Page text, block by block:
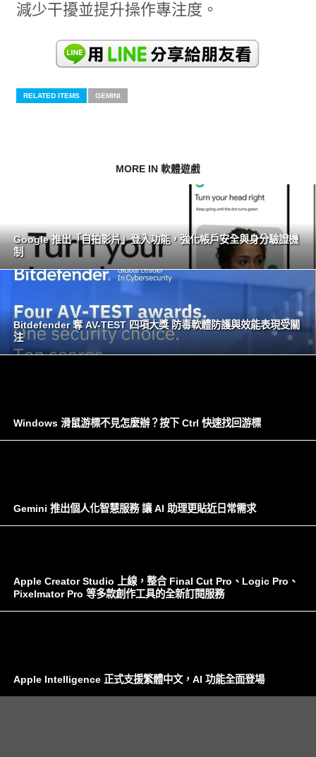
減少干擾並提升操作專注度。
RELATED ITEMS GEMINI
MORE IN 軟體遊戲
Google 推出「自拍影片」登入功能，強化帳戶安全與身分驗證機
制
Bitdefender 奪 AV-TEST 四項大獎 防毒軟體防護與效能表現受關
注
Windows 滑鼠游標不見怎麼辦？按下 Ctrl 快速找回游標
Gemini 推出個人化智慧服務 讓 AI 助理更貼近日常需求
Apple Creator Studio 上線，整合 Final Cut Pro、Logic Pro、
Pixelmator Pro 等多款創作工具的全新訂閱服務
Apple Intelligence 正式支援繁體中文，AI 功能全面登場